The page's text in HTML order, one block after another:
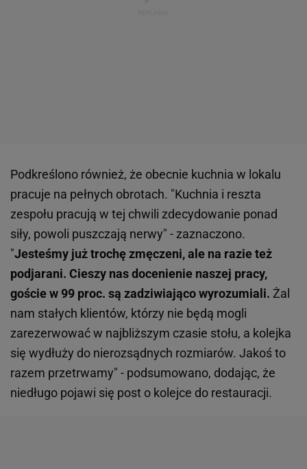
Podkreślono również, że obecnie kuchnia w lokalu
pracuje na pełnych obrotach. "Kuchnia i reszta
zespołu pracują w tej chwili zdecydowanie ponad
siły, powoli puszczają nerwy" - zaznaczono.
"Jesteśmy już trochę zmęczeni, ale na razie też
podjarani. Cieszy nas docenienie naszej pracy,
goście w 99 proc. są zadziwiająco wyrozumiali. Żal
nam stałych klientów, którzy nie będą mogli
zarezerwować w najbliższym czasie stołu, a kolejka
się wydłuży do nierozsądnych rozmiarów. Jakoś to
razem przetrwamy" - podsumowano, dodając, że
niedługo pojawi się post o kolejce do restauracji.